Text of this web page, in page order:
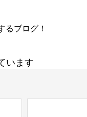
るブログ！
います